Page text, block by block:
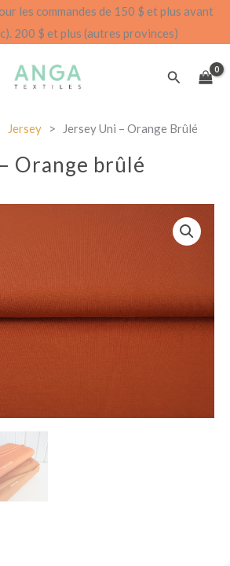
les commandes de 150 $ et plus avant
200 $ et plus (autres provinces)
Jersey > Jersey Uni – Orange Brûlé
Orange brûlé